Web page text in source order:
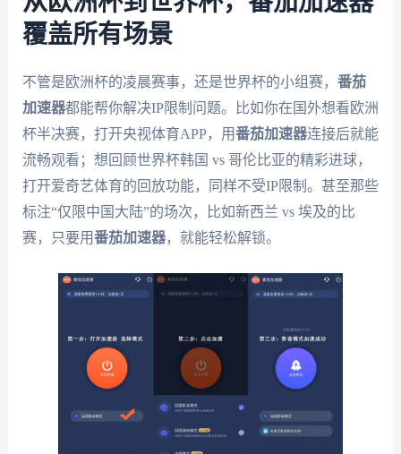
覆盖所有场景
不管是欧洲杯的凌晨赛事，还是世界杯的小组赛， 番茄
加速器都能帮你解决IP限制问题。比如你在国外想看欧洲
杯半决赛，打开央视体育APP，用番茄加速器连接后就能
流畅观看；想回顾世界杯韩国 vs 哥伦比亚的精彩进球，
打开爱奇艺体育的回放功能，同样不受IP限制。甚至那些
标注“仅限中国大陆”的场次，比如新西兰 vs 埃及的比
赛，只要用番茄加速器，就能轻松解锁。